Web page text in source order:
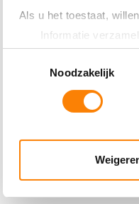
Als u het toestaat,
Informatie
Uw apparaat
Lees meer over hoe
toestemming op elk
websiteverkeer te
media, adverteren en
Noodzakelijk